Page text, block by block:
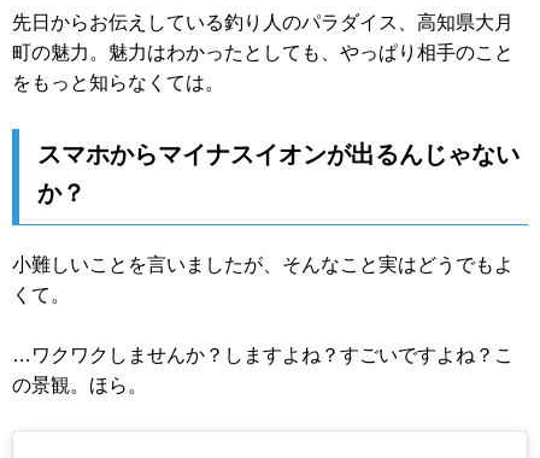
先日からお伝えしている釣り人のパラダイス、高知県大月
町の魅力。魅力はわかったとしても、やっぱり相手のこと
をもっと知らなくては。
スマホからマイナスイオンが出るんじゃない
か？
小難しいことを言いましたが、そんなこと実はどうでもよ
くて。
…ワクワクしませんか？しますよね？すごいですよね？こ
の景観。ほら。